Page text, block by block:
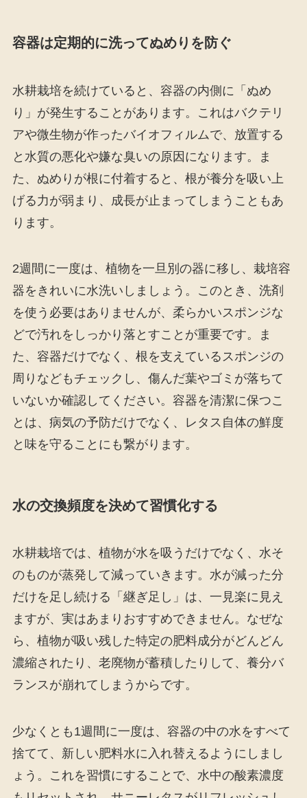
容器は定期的に洗ってぬめりを防ぐ
水耕栽培を続けていると、容器の内側に「ぬめ
り」が発生することがあります。これはバクテリ
アや微生物が作ったバイオフィルムで、放置する
と水質の悪化や嫌な臭いの原因になります。ま
た、ぬめりが根に付着すると、根が養分を吸い上
げる力が弱まり、成長が止まってしまうこともあ
ります。
2週間に一度は、植物を一旦別の器に移し、栽培容
器をきれいに水洗いしましょう。このとき、洗剤
を使う必要はありませんが、柔らかいスポンジな
どで汚れをしっかり落とすことが重要です。ま
た、容器だけでなく、根を支えているスポンジの
周りなどもチェックし、傷んだ葉やゴミが落ちて
いないか確認してください。容器を清潔に保つこ
とは、病気の予防だけでなく、レタス自体の鮮度
と味を守ることにも繋がります。
水の交換頻度を決めて習慣化する
水耕栽培では、植物が水を吸うだけでなく、水そ
のものが蒸発して減っていきます。水が減った分
だけを足し続ける「継ぎ足し」は、一見楽に見え
ますが、実はあまりおすすめできません。なぜな
ら、植物が吸い残した特定の肥料成分がどんどん
濃縮されたり、老廃物が蓄積したりして、養分バ
ランスが崩れてしまうからです。
少なくとも1週間に一度は、容器の中の水をすべて
捨てて、新しい肥料水に入れ替えるようにしまし
ょう。これを習慣にすることで、水中の酸素濃度